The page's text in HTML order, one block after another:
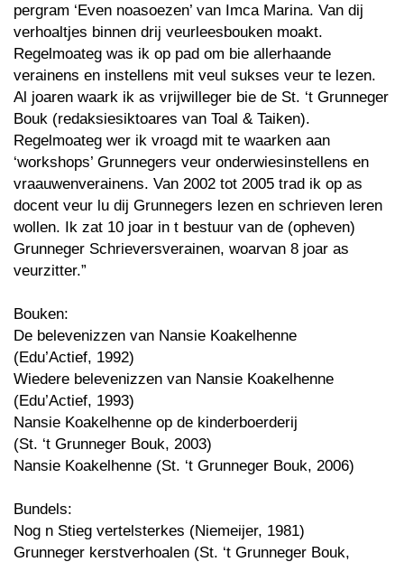
pergram ‘Even noasoezen’ van Imca Marina. Van dij
verhoaltjes binnen drij veurleesbouken moakt.
Regelmoateg was ik op pad om bie allerhaande
verainens en instellens mit veul sukses veur te lezen.
Al joaren waark ik as vrijwilleger bie de St. ‘t Grunneger
Bouk (redaksiesiktoares van Toal & Taiken).
Regelmoateg wer ik vroagd mit te waarken aan
‘workshops’ Grunnegers veur onderwiesinstellens en
vraauwenverainens. Van 2002 tot 2005 trad ik op as
docent veur lu dij Grunnegers lezen en schrieven leren
wollen. Ik zat 10 joar in t bestuur van de (opheven)
Grunneger Schrieversverainen, woarvan 8 joar as
veurzitter.”
Bouken:
De belevenizzen van Nansie Koakelhenne
(Edu’Actief, 1992)
Wiedere belevenizzen van Nansie Koakelhenne
(Edu’Actief, 1993)
Nansie Koakelhenne op de kinderboerderij
(St. ‘t Grunneger Bouk, 2003)
Nansie Koakelhenne (St. ‘t Grunneger Bouk, 2006)
Bundels:
Nog n Stieg vertelsterkes (Niemeijer, 1981)
Grunneger kerstverhoalen (St. ‘t Grunneger Bouk,